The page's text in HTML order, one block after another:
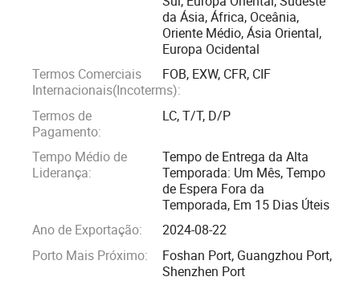
da Ásia, África, Oceânia,
Oriente Médio, Ásia Oriental,
Europa Ocidental
Termos Comerciais
Internacionais(Incoterms):
FOB, EXW, CFR, CIF
Termos de
Pagamento:
LC, T/T, D/P
Tempo Médio de
Liderança:
Tempo de Entrega da Alta
Temporada: Um Mês, Tempo
de Espera Fora da
Temporada, Em 15 Dias Úteis
Ano de Exportação:
2024-08-22
Porto Mais Próximo:
Foshan Port, Guangzhou Port,
Shenzhen Port